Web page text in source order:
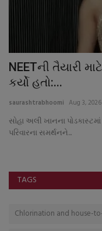
NEETની તૈયારી
કર્યો હતો:...
saurashtrabhoomi Aug 3, 2026
સોહા અલી ખાનના પોડકાસ્ટમાં
પરિવારના સમર્થનને...
TAGS
Chlorination and house-